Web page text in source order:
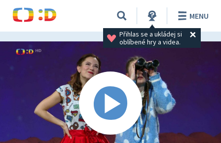
Přihlas se a ukládej si
oblíbené hry a videa.
MENU